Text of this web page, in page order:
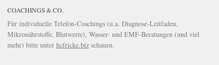
COACHINGS & CO.
Für individuelle Telefon-Coachings (u.a. Diagnose-Leitfaden,
Mikronährstoffe, Blutwerte), Wasser- und EMF-Beratungen (und viel
mehr) bitte unter hcfricke.biz schauen.